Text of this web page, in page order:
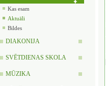
Kas esam
Aktuāli
Bildes
DIAKONIJA
SVĒTDIENAS SKOLA
MŪZIKA